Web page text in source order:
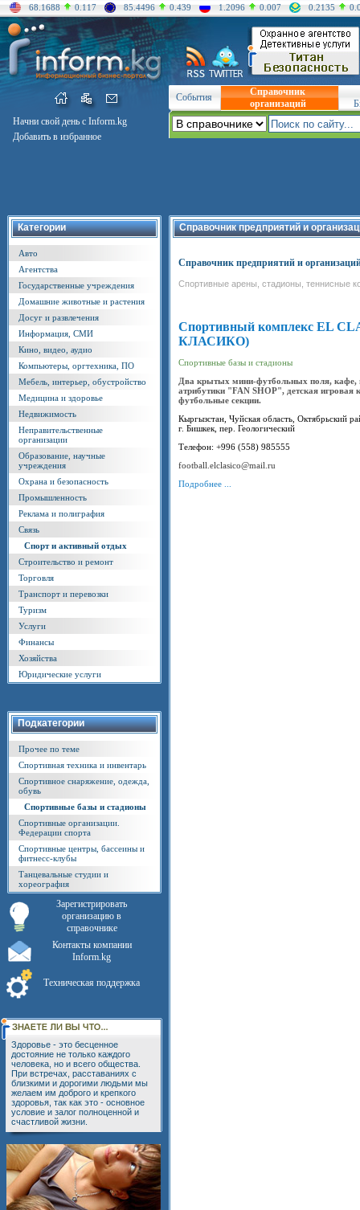
68.1688 0.117 85.4496 0.439 1.2096 0.007 0.2135
Начни свой день с Inform.kg
Добавить в избранное
События
Справочник
организаций
Категории
Авто
Агентства
Государственные учреждения
Домашние животные и растения
Досуг и развлечения
Информация, СМИ
Кино, видео, аудио
Компьютеры, оргтехника, ПО
Мебель, интерьер, обустройство
Медицина и здоровье
Недвижимость
Неправительственные
организации
Образование, научные
учреждения
Охрана и безопасность
Промышленность
Реклама и полиграфия
Связь
Спорт и активный отдых
Строительство и ремонт
Торговля
Транспорт и перевозки
Туризм
Услуги
Финансы
Хозяйства
Юридические услуги
Подкатегории
Прочее по теме
Спортивная техника и инвентарь
Спортивное снаряжение, одежда,
обувь
Спортивные базы и стадионы
Спортивные организации.
Федерации спорта
Спортивные центры, бассеины и
фитнесс-клубы
Танцевальные студии и
хореография
Зарегистрировать
организацию в
справочнике
Контакты компании
Inform.kg
Техническая поддержка
Здоровье - это бесценное
достояние не только каждого
человека, но и всего общества.
При встречах, расставаниях с
близкими и дорогими людьми мы
желаем им доброго и крепкого
здоровья, так как это - основное
условие и залог полноценной и
счастливой жизни.
Справочник предприятий и
Справочник предприятий и
Спортивные арены, стадионы, теннисные
Спортивный комплекс EL
КЛАСИКО)
Спортивные базы и стадионы
Два крытых мини-футбольных поля, кафе,
атрибутики "FAN SHOP", детская игровая
футбольные секции.
Кыргызстан, Чуйская область, Октябрьский
г. Бишкек, пер. Геологический
Телефон: +996 (558) 985555
football.elclasico@mail.ru
Подробнее ...